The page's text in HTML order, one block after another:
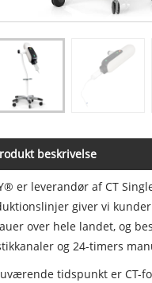
beskrivelse
er leverandør af CT
giver vi
over hele landet, og
og 24-timers
tidspunkt er CT-